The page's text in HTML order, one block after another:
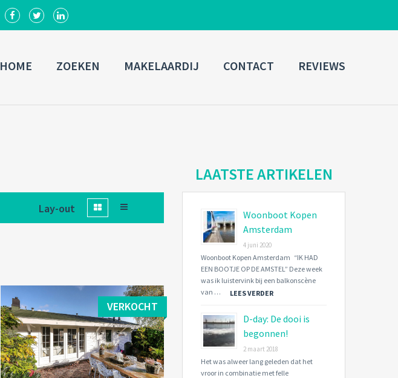
Username
Connect with:
Forgot
password? SIGN IN
Remember me
HOME ZOEKEN MAKELAARDIJ CONTACT REVIEWS
Lay-out
VERKOCHT
LAATSTE ARTIKELEN
Woonboot Kopen
Amsterdam
4 juni 2020
Woonboot Kopen Amsterdam “IK HAD
EEN BOOTJE OP DE AMSTEL” Deze week
was ik luistervink bij een balkonscène
van …
LEES VERDER
D-day: De dooi is
begonnen!
2 maart 2018
Het was alweer lang geleden dat het
vroor in combinatie met felle